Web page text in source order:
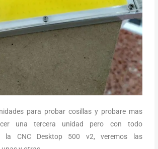
para probar cosillas y probare mas
una tercera unidad pero con todo
la CNC Desktop 500 v2, veremos las